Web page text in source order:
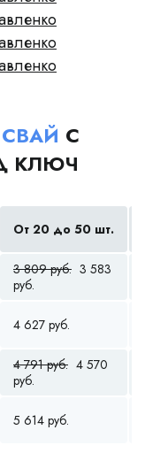
С
КЛЮЧ
От 20 до 50 шт.
3 809 руб. 3 583
руб.
4 627 руб.
4 791 руб. 4 570
руб.
5 614 руб.